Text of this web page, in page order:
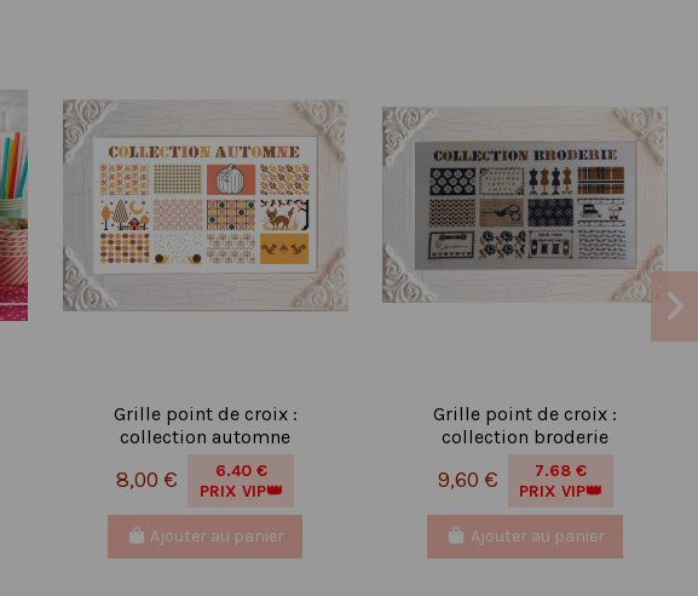
Grille point de croix :
collection automne
8,00 €
6.40 €
PRIX VIP👑
Ajouter au panier
Grille point de croix :
collection broderie
9,60 €
7.68 €
PRIX VIP👑
Ajouter au panier